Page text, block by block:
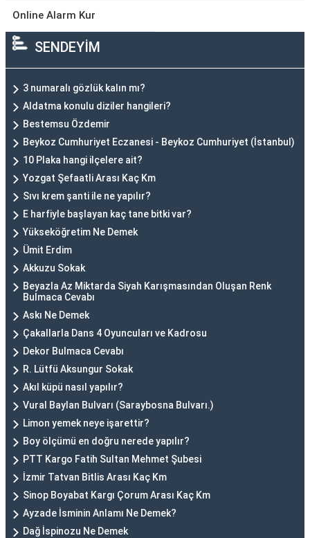
Online Alarm Kur
SENDEYİM
3 numaralı gözlük kalın mı?
Aldatma konulu diziler hangileri?
Bestemsu Özdemir
Beykoz Cumhuriyet Eczanesi - Beykoz Cumhuriyet (İstanbul)
10 Plaka hangi ilçelere ait?
Yozgat Şefaatli Arası Kaç Km
Sıvı krem şanti ile ne yapılır?
E harfiyle başlayan kaç tane bitki var?
Yükseköğretim Ne Demek
Ümit Erdim
Akkuzu Sokak
Beyazla Az Miktarda Siyah Karışmasından Oluşan Renk
Bulmaca Cevabı
Askı Ne Demek
Çakallarla Dans 4 Oyuncuları ve Kadrosu
Dekor Bulmaca Cevabı
R. Lütfü Aksungur Sokak
Akıl küpü nasıl yapılır?
Vural Baylan Bulvarı (Saraybosna Bulvarı.)
Limon yemek neye işarettir?
Boy ölçümü en doğru nerede yapılır?
PTT Kargo Fatih Sultan Mehmet Şubesi
İzmir Tatvan Bitlis Arası Kaç Km
Sinop Boyabat Kargı Çorum Arası Kaç Km
Ayzade İsminin Anlamı Ne Demek?
Dağ İspinozu Ne Demek